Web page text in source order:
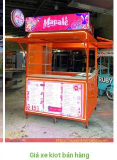
Giá xe kiot bán hàng